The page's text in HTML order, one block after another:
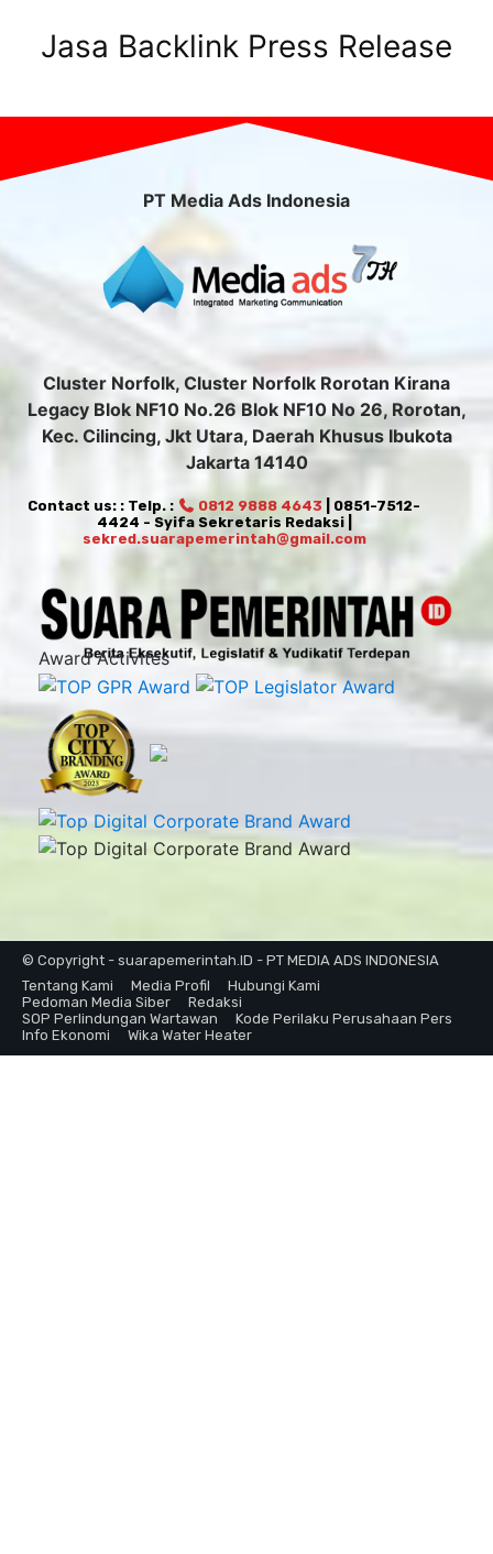
Jasa Backlink Press Release
PT Media Ads Indonesia
Cluster Norfolk, Cluster Norfolk Rorotan Kirana
Legacy Blok NF10 No.26 Blok NF10 No 26, Rorotan,
Kec. Cilincing, Jkt Utara, Daerah Khusus Ibukota
Jakarta 14140
Contact us: : Telp. : 0812 9888 4643 | 0851-7512-
4424 - Syifa Sekretaris Redaksi |
sekred.suarapemerintah@gmail.com
Award Activites
© Copyright - suarapemerintah.ID - PT MEDIA ADS INDONESIA
Tentang Kami
Media Profil
Hubungi Kami
Pedoman Media Siber
Redaksi
SOP Perlindungan Wartawan
Kode Perilaku Perusahaan Pers
Info Ekonomi
Wika Water Heater